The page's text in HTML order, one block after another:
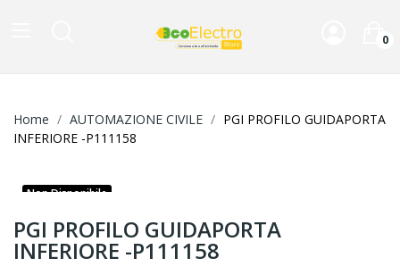
0
Home AUTOMAZIONE CIVILE
PGI PROFILO GUIDAPORTA
INFERIORE -P111158
Non Disponibile
PGI PROFILO GUIDAPORTA
INFERIORE -P111158